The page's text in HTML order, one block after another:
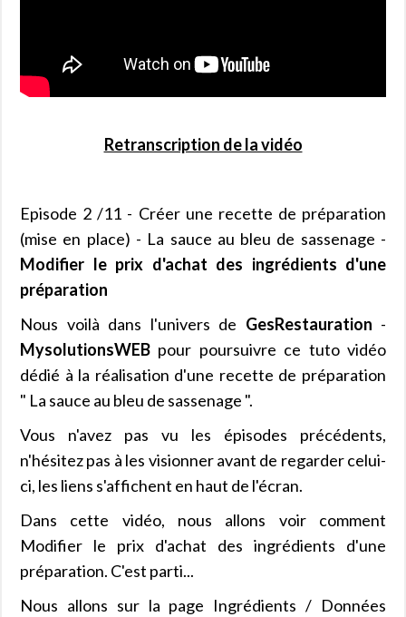
Retranscription de la vidéo
Episode 2 /11 - Créer une recette de préparation
(mise en place) - La sauce au bleu de sassenage -
Modifier le prix d'achat des ingrédients d'une
préparation
Nous voilà dans l'univers de GesRestauration -
MysolutionsWEB pour poursuivre ce tuto vidéo
dédié à la réalisation d'une recette de préparation
" La sauce au bleu de sassenage ".
Vous n'avez pas vu les épisodes précédents,
n'hésitez pas à les visionner avant de regarder celui-
ci, les liens s'affichent en haut de l'écran.
Dans cette vidéo, nous allons voir comment
Modifier le prix d'achat des ingrédients d'une
préparation. C'est parti...
Nous allons sur la page Ingrédients / Données